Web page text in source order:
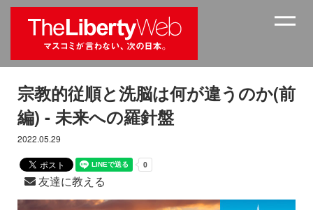
宗教的従順と洗脳は何が違うのか(前
編) - 未来への羅針盤
2022.05.29
友達に教える